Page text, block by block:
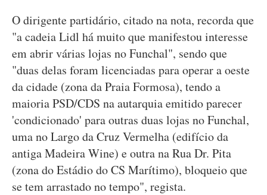
O dirigente partidário, citado na nota, recorda que
"a cadeia Lidl há muito que manifestou interesse
em abrir várias lojas no Funchal", sendo que
"duas delas foram licenciadas para operar a oeste
da cidade (zona da Praia Formosa), tendo a
maioria PSD/CDS na autarquia emitido parecer
'condicionado' para outras duas lojas no Funchal,
uma no Largo da Cruz Vermelha (edifício da
antiga Madeira Wine) e outra na Rua Dr. Pita
(zona do Estádio do CS Marítimo), bloqueio que
se tem arrastado no tempo", regista.